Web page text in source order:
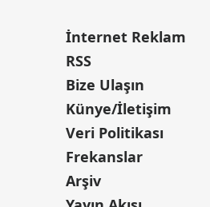
İnternet Reklam
RSS
Bize Ulaşın
Künye/İletişim
Veri Politikası
Frekanslar
Arşiv